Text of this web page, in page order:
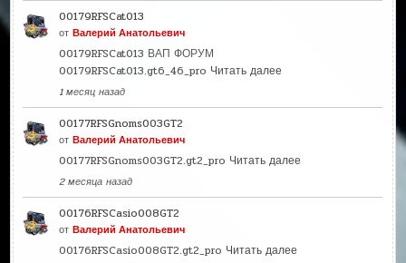
00179RFSCat013
отВалерий Анатольевич
00179RFSCat013 ВАП ФОРУМ
00179RFSCat013.gt6_46_pro Читать далее
1 месяц назад
00177RFSGnoms003GT2
отВалерий Анатольевич
00177RFSGnoms003GT2.gt2_pro Читать далее
2 месяца назад
00176RFSCasio008GT2
отВалерий Анатольевич
00176RFSCasio008GT2.gt2_pro Читать далее